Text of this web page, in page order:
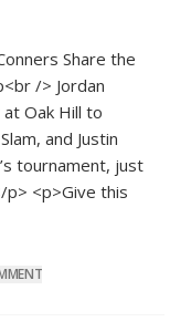
Share the
/> Jordan
Oak Hill to
and Justin
tournament, just
<p>Give this